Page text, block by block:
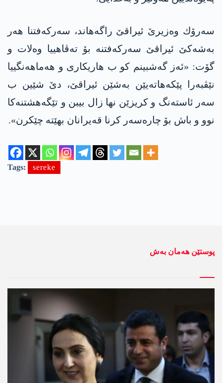
سه‌رۆك وه‌زیرێ ئیراقێ راگه‌هاند، سه‌ركه‌فتنا هه‌ر
به‌شه‌كێ ئیراقێ سه‌ركه‌فتنه‌ بۆ ته‌ڤاهییا وه‌لات و
گۆت: «ئه‌ز گه‌شبینم كو ب هاریكاری و هه‌ماهه‌نگییا
نێڤبه‌را پێكه‌هاته‌یێن به‌شێن ئیراقێ، دێ شێین ب
سه‌ر ئاسته‌نگ و كریزێن نها زال بیبن و تێگه‌هشتنه‌كا‌
نوو و باش بۆ چاره‌سه‌ر كرنا قه‌یرانان بهێته‌ چێكرن».
Tags: sereke
پوستێن ھەمان بەش